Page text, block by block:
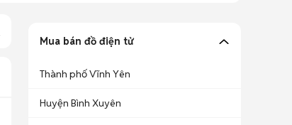
Mua bán đồ điện tử
Thành phố Vĩnh Yên
Huyện Bình Xuyên